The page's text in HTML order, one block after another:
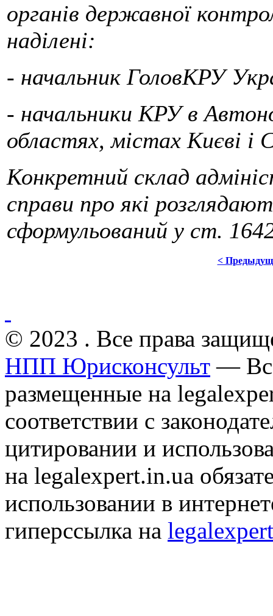
органів державної
наділені:
- начальник ГоловКРУ
- начальники КРУ в
областях, містах Києві і
Конкретний склад
справи про які
сформульований у ст.
<
© 2023 . Все права
НПП Юрисконсульт —
размещенные на
соответствии с
цитировании и
на legalexpert.in.ua
использовании в
гиперссылка на